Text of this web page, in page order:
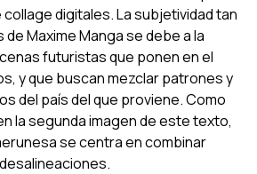
digitales. La subjetividad tan
Maxime Manga se debe a la
futuristas que ponen en el
y que buscan mezclar patrones y
del país del que proviene. Como
la segunda imagen de este texto,
se centra en combinar